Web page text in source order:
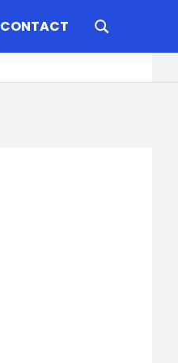
CONTACT